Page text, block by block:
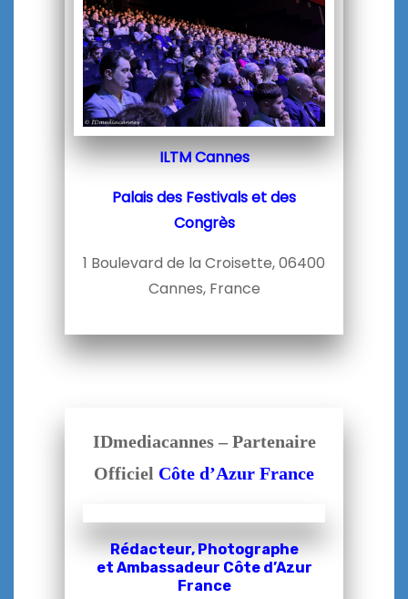
ILTM Cannes
Palais des Festivals et des
Congrès
1 Boulevard de la Croisette, 06400
Cannes, France
IDmediacannes – Partenaire
Officiel Côte d’Azur France
Rédacteur, Photographe
et Ambassadeur Côte d’Azur
France